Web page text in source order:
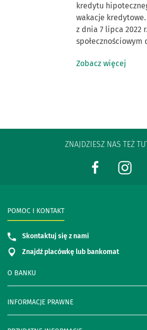
kredytu
wakacje
z dnia 7 lipca 2022
społecznościowym
Zobacz więcej
ZNAJDZIESZ NAS TEŻ
O BANKU
INFORMACJE PRAWNE
POMOC I KONTAKT
Skontaktuj się z nami
Znajdź placówkę lub bankomat